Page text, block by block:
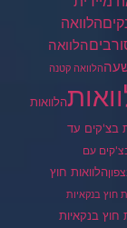
הלוואה
הלוואה
הלוואה קטנה
הלוואות
בצ'קים עד
עם
הלוואות חוץ
חוץ בנקאיות
חוץ בנקאיות